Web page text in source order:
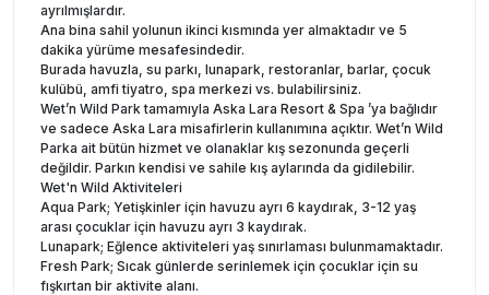
ayrılmışlardır.
Ana bina sahil yolunun ikinci kısmında yer almaktadır ve 5
dakika yürüme mesafesindedir.
Burada havuzla, su parkı, lunapark, restoranlar, barlar, çocuk
kulübü, amfi tiyatro, spa merkezi vs. bulabilirsiniz.
Wet’n Wild Park tamamıyla Aska Lara Resort & Spa ’ya bağlıdır
ve sadece Aska Lara misafirlerin kullanımına açıktır. Wet’n Wild
Parka ait bütün hizmet ve olanaklar kış sezonunda geçerli
değildir. Parkın kendisi ve sahile kış aylarında da gidilebilir.
Wet'n Wild Aktiviteleri
Aqua Park; Yetişkinler için havuzu ayrı 6 kaydırak, 3-12 yaş
arası çocuklar için havuzu ayrı 3 kaydırak.
Lunapark; Eğlence aktiviteleri yaş sınırlaması bulunmamaktadır.
Fresh Park; Sıcak günlerde serinlemek için çocuklar için su
fışkırtan bir aktivite alanı.